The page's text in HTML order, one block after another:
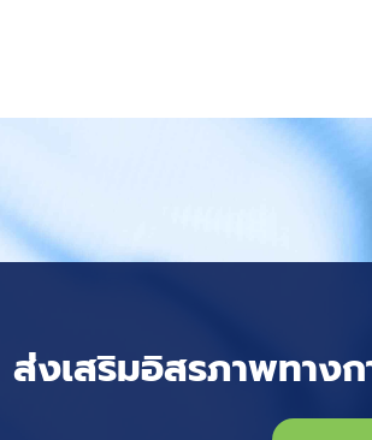
ส่งเสริมอิสรภาพทาง